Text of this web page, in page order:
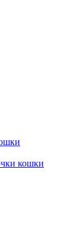
кошки